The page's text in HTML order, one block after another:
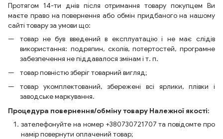
Протягом 14-ти днів після отримання товару покупцем Ви
маєте право на повернення або обмін придбаного на нашому
сайті товару за умови що:
товар не був введений в експлуатацію і не має слідів
використання: подряпин, сколів, потертостей, програмне
забезпечення не піддавалося змінам і т. п.
товар повністю зберіг товарний вигляд;
товар укомплектований, збережені всі ярлики, плівки і
заводське маркування.
Процедура повернення/обміну товару Належної якості:
зателефонуйте на номер +380730721707 та повідомте про
намір повернути оплачений товар;